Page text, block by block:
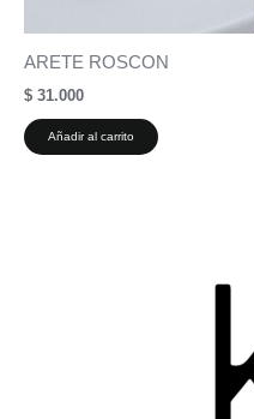
ARETE ROSCON
$ 31.000
Añadir al carrito